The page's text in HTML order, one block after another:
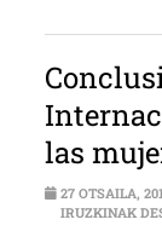
las
27 OTSAILA,
IRUZKINAK